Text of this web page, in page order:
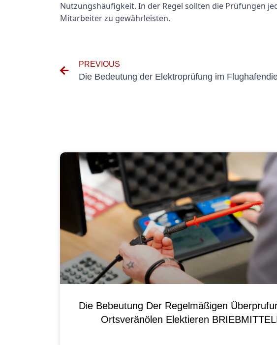
Nutzungshäufigkeit. In der Regel sollten die Prüfungen
Mitarbeiter zu gewährleisten.
PREVIOUS
Die Bedeutung der Elektroprüfung im
Die Bebeutung Der Regelmäßigen
Ortsveränölen Elektieren